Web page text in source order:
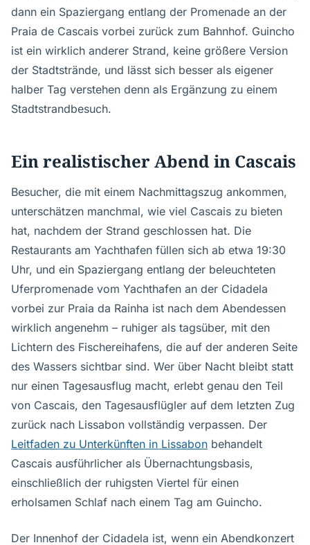
dann ein Spaziergang entlang der Promenade an der
Praia de Cascais vorbei zurück zum Bahnhof. Guincho
ist ein wirklich anderer Strand, keine größere Version
der Stadtstrände, und lässt sich besser als eigener
halber Tag verstehen denn als Ergänzung zu einem
Stadtstrandbesuch.
Ein realistischer Abend in Cascais
Besucher, die mit einem Nachmittagszug ankommen,
unterschätzen manchmal, wie viel Cascais zu bieten
hat, nachdem der Strand geschlossen hat. Die
Restaurants am Yachthafen füllen sich ab etwa 19:30
Uhr, und ein Spaziergang entlang der beleuchteten
Uferpromenade vom Yachthafen an der Cidadela
vorbei zur Praia da Rainha ist nach dem Abendessen
wirklich angenehm – ruhiger als tagsüber, mit den
Lichtern des Fischereihafens, die auf der anderen Seite
des Wassers sichtbar sind. Wer über Nacht bleibt statt
nur einen Tagesausflug macht, erlebt genau den Teil
von Cascais, den Tagesausflügler auf dem letzten Zug
zurück nach Lissabon vollständig verpassen. Der
Leitfaden zu Unterkünften in Lissabon behandelt
Cascais ausführlicher als Übernachtungsbasis,
einschließlich der ruhigsten Viertel für einen
erholsamen Schlaf nach einem Tag am Guincho.
Der Innenhof der Cidadela ist, wenn ein Abendkonzert